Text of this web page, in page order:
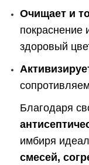
Очищает и
покраснение
здоровый
Благодаря
имбиря
смесей,